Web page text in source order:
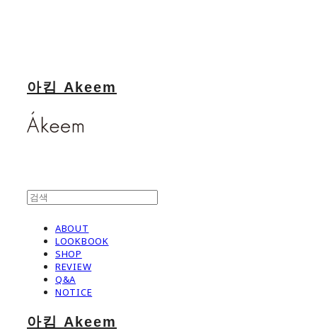
아킴 Akeem
ABOUT
LOOKBOOK
SHOP
REVIEW
Q&A
NOTICE
아킴 Akeem